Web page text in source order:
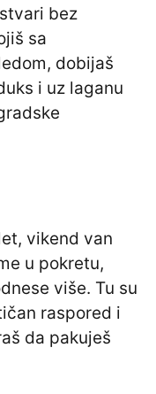
bez
sa
dobijaš
i uz laganu
vikend van
u pokretu,
više. Tu su
raspored i
da pakuješ